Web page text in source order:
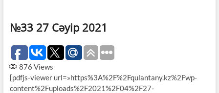
№33 27 Сәуір 2021
876 Views
[pdfjs-viewer url=»https%3A%2F%2Fqulantany.kz%2Fwp-
content%2Fuploads%2F2021%2F04%2F27-